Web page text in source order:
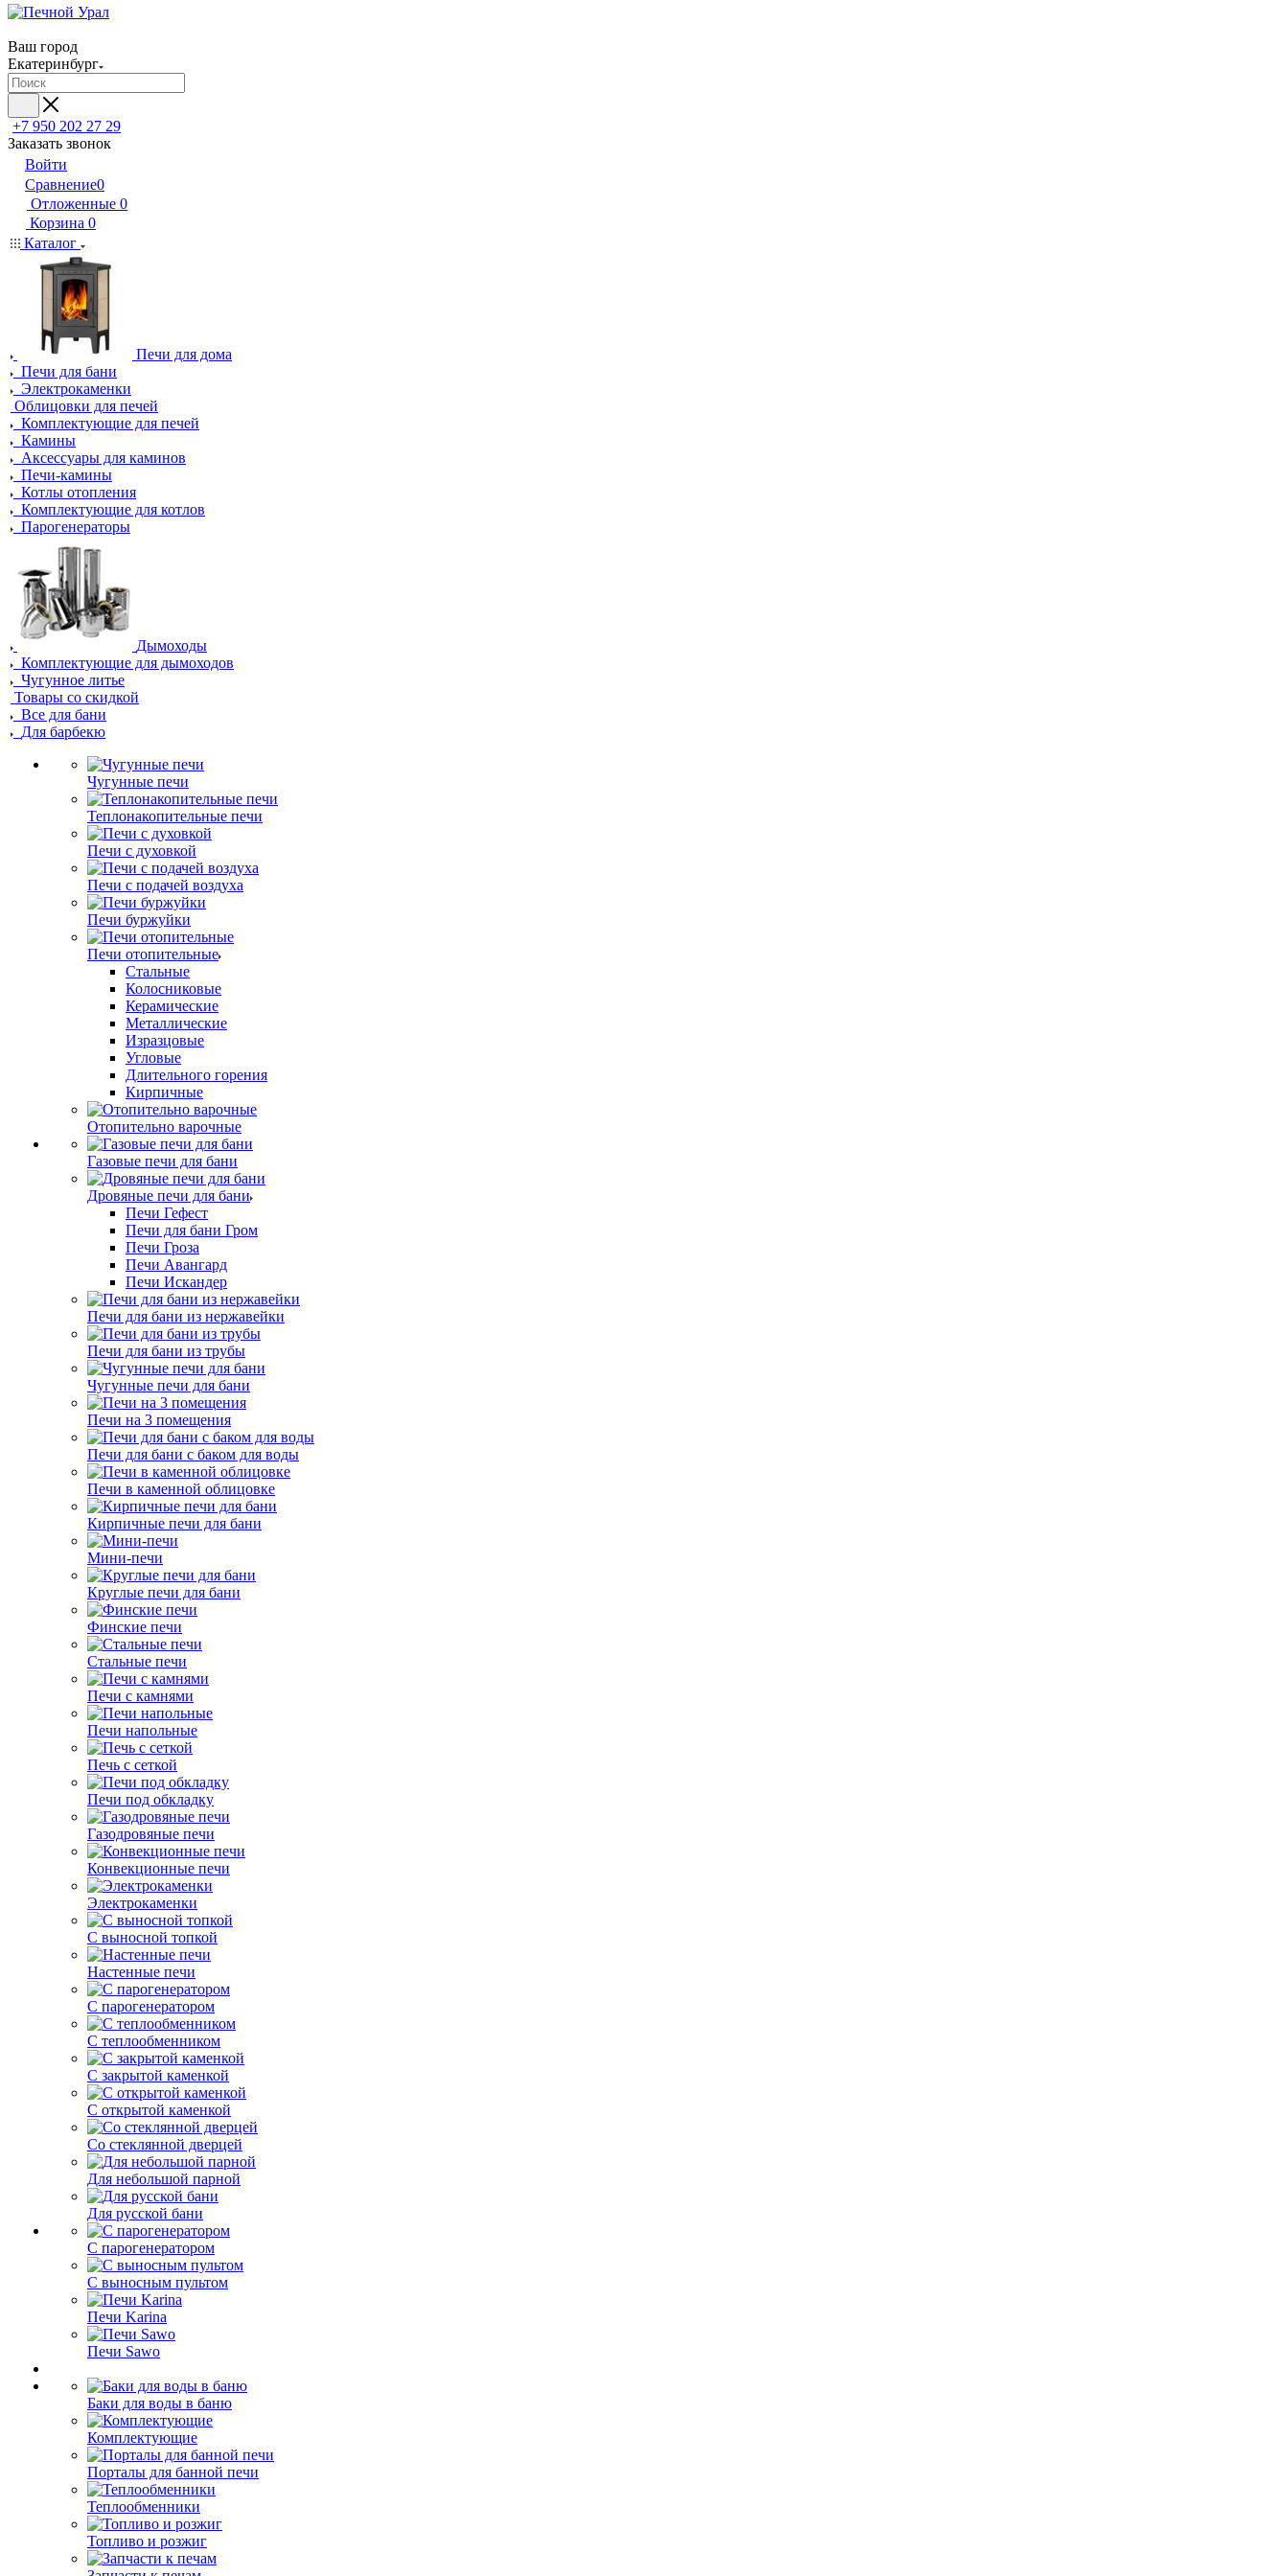
Ваш город
Екатеринбург
+7 950 202 27 29
Заказать звонок
Войти
Сравнение0
Отложенные 0
Корзина 0
Каталог
Печи для дома
Печи для бани
Электрокаменки
Облицовки для печей
Комплектующие для печей
Камины
Аксессуары для каминов
Печи-камины
Котлы отопления
Комплектующие для котлов
Парогенераторы
Дымоходы
Комплектующие для дымоходов
Чугунное литье
Товары со скидкой
Все для бани
Для барбекю
Чугунные печи
Теплонакопительные печи
Печи с духовкой
Печи с подачей воздуха
Печи буржуйки
Печи отопительные
Стальные
Колосниковые
Керамические
Металлические
Изразцовые
Угловые
Длительного горения
Кирпичные
Отопительно варочные
Газовые печи для бани
Дровяные печи для бани
Печи Гефест
Печи для бани Гром
Печи Гроза
Печи Авангард
Печи Искандер
Печи для бани из нержавейки
Печи для бани из трубы
Чугунные печи для бани
Печи на 3 помещения
Печи для бани с баком для воды
Печи в каменной облицовке
Кирпичные печи для бани
Мини-печи
Круглые печи для бани
Финские печи
Стальные печи
Печи с камнями
Печи напольные
Печь с сеткой
Печи под обкладку
Газодровяные печи
Конвекционные печи
Электрокаменки
С выносной топкой
Настенные печи
С парогенератором
С теплообменником
С закрытой каменкой
С открытой каменкой
Со стеклянной дверцей
Для небольшой парной
Для русской бани
С парогенератором
С выносным пультом
Печи Karina
Печи Sawo
Баки для воды в баню
Комплектующие
Порталы для банной печи
Теплообменники
Топливо и розжиг